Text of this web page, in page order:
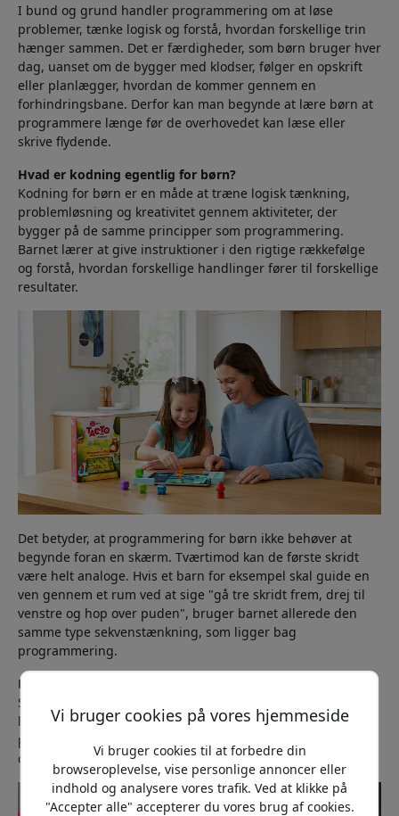
I bund og grund handler programmering om at løse
problemer, tænke logisk og forstå, hvordan forskellige trin
hænger sammen. Det er færdigheder, som børn bruger hver
dag, uanset om de bygger med klodser, følger en opskrift
eller planlægger, hvordan de kommer gennem en
forhindringsbane. Derfor kan man begynde at lære børn at
programmere længe før de overhovedet kan læse eller
skrive flydende.
Hvad er kodning egentlig for børn?
Kodning for børn er en måde at træne logisk tænkning,
problemløsning og kreativitet gennem aktiviteter, der
bygger på de samme principper som programmering.
Barnet lærer at give instruktioner i den rigtige rækkefølge
og forstå, hvordan forskellige handlinger fører til forskellige
resultater.
Det betyder, at programmering for børn ikke behøver at
begynde foran en skærm. Tværtimod kan de første skridt
være helt analoge. Hvis et barn for eksempel skal guide en
ven gennem et rum ved at sige "gå tre skridt frem, drej til
venstre og hop over puden", bruger barnet allerede den
samme type sekvenstænkning, som ligger bag
programmering.
Hvorfor er programmering relevant allerede i dag?
Siden 2017 har programmering været en del af den svenske
læseplan. Formålet er ikke, at alle børn skal blive
programmører, men at give dem en bedre forståelse af den
digitale verden, der omgiver os.
Vi bruger cookies på vores hjemmeside
Vi bruger cookies til at forbedre din
browseroplevelse, vise personlige annoncer eller
indhold og analysere vores trafik. Ved at klikke på
"Accepter alle" accepterer du vores brug af cookies.